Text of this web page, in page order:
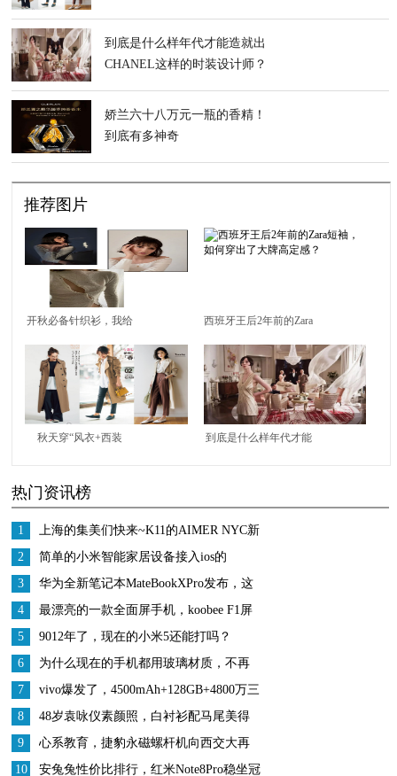
到底是什么样年代才能造就出
CHANEL这样的时装设计师？
娇兰六十八万元一瓶的香精！
到底有多神奇
推荐图片
开秋必备针织衫，我给
你108个穿搭思路
西班牙王后2年前的Zara
短袖，如何穿出了大牌
高定感？
秋天穿“风衣+西装
精们都在这样穿搭
到底是什么样年代才能
热门资讯榜
1
上海的集美们快来~K11的AIMER NYC新
店也太酷了叭！
2
简单的小米智能家居设备接入ios的
homekit教程
3
华为全新笔记本MateBookXPro发布，这
屏幕绝了
4
最漂亮的一款全面屏手机，koobee F1屏
5
9012年了，现在的小米5还能打吗？
6
为什么现在的手机都用玻璃材质，不再
选用金属外壳？
7
vivo爆发了，4500mAh+128GB+4800万三
摄，仅1298元
8
48岁袁咏仪素颜照，白衬衫配马尾美得
自然，张智霖叠穿衬衫好帅
9
心系教育，捷豹永磁螺杆机向西交大再
投创新基金
10 安兔兔性价比排行，红米Note8Pro稳坐冠